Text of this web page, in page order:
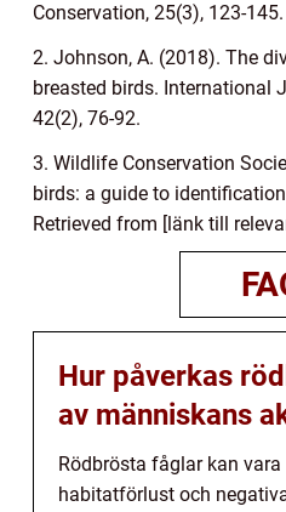
Conservation, 25(3), 123-145.
2. Johnson, A. (2018). The
breasted birds. International
42(2), 76-92.
3. Wildlife Conservation
birds: a guide to
Retrieved from [länk till
Hur påverkas
av människans
Rödbrösta fåglar kan
habitatförlust och